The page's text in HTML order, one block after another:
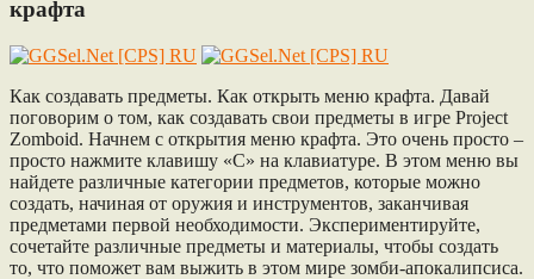
крафта
Как создавать предметы. Как открыть меню крафта. Давай
поговорим о том, как создавать свои предметы в игре Project
Zomboid. Начнем с открытия меню крафта. Это очень просто –
просто нажмите клавишу «C» на клавиатуре. В этом меню вы
найдете различные категории предметов, которые можно
создать, начиная от оружия и инструментов, заканчивая
предметами первой необходимости. Экспериментируйте,
сочетайте различные предметы и материалы, чтобы создать
то, что поможет вам выжить в этом мире зомби-апокалипсиса.